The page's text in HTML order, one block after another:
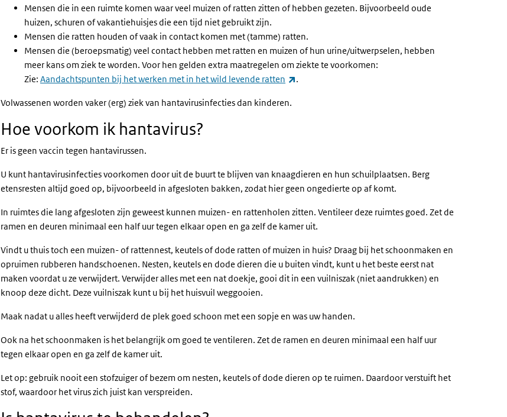
Mensen die in een ruimte komen waar veel muizen of ratten zitten of hebben gezeten. Bijvoorbeeld oude
huizen, schuren of vakantiehuisjes die een tijd niet gebruikt zijn.
Mensen die ratten houden of vaak in contact komen met (tamme) ratten.
Mensen die (beroepsmatig) veel contact hebben met ratten en muizen of hun urine/uitwerpselen, hebben
meer kans om ziek te worden. Voor hen gelden extra maatregelen om ziekte te voorkomen:
Zie: Aandachtspunten bij het werken met in het wild levende ratten (externe link)
.
Volwassenen worden vaker (erg) ziek van hantavirusinfecties dan kinderen.
Hoe voorkom ik hantavirus?
Er is geen vaccin tegen hantavirussen.
U kunt hantavirusinfecties voorkomen door uit de buurt te blijven van knaagdieren en hun schuilplaatsen. Berg
etensresten altijd goed op, bijvoorbeeld in afgesloten bakken, zodat hier geen ongedierte op af komt.
In ruimtes die lang afgesloten zijn geweest kunnen muizen- en rattenholen zitten. Ventileer deze ruimtes goed. Zet de
ramen en deuren minimaal een half uur tegen elkaar open en ga zelf de kamer uit.
Vindt u thuis toch een muizen- of rattennest, keutels of dode ratten of muizen in huis? Draag bij het schoonmaken en
opruimen rubberen handschoenen. Nesten, keutels en dode dieren die u buiten vindt, kunt u het beste eerst nat
maken voordat u ze verwijdert. Verwijder alles met een nat doekje, gooi dit in een vuilniszak (niet aandrukken) en
knoop deze dicht. Deze vuilniszak kunt u bij het huisvuil weggooien.
Maak nadat u alles heeft verwijderd de plek goed schoon met een sopje en was uw handen.
Ook na het schoonmaken is het belangrijk om goed te ventileren. Zet de ramen en deuren minimaal een half uur
tegen elkaar open en ga zelf de kamer uit.
Let op: gebruik nooit een stofzuiger of bezem om nesten, keutels of dode dieren op te ruimen. Daardoor verstuift het
stof, waardoor het virus zich juist kan verspreiden.